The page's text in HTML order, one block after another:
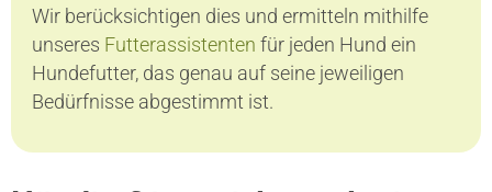
Wir berücksichtigen dies und ermitteln mithilfe
unseres Futterassistenten für jeden Hund ein
Hundefutter, das genau auf seine jeweiligen
Bedürfnisse abgestimmt ist.